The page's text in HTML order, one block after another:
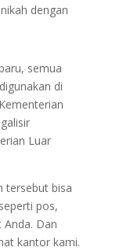
dengan
semua
di
Luar
tersebut bisa
pos,
Anda. Dan
kantor kami.